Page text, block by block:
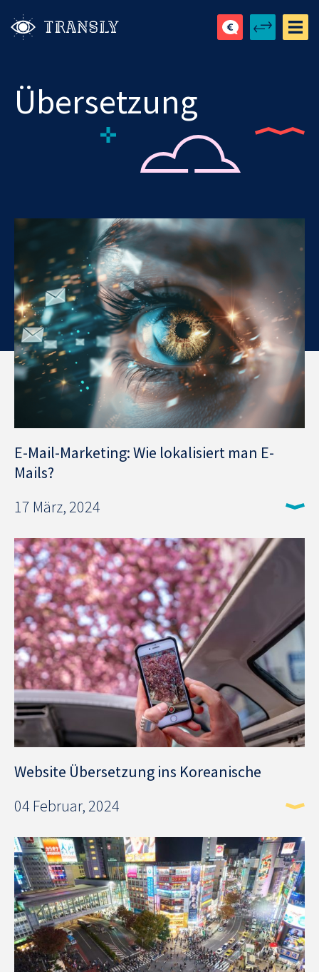
Übersetzung
E-Mail-Marketing: Wie lokalisiert man E-
Mails?
17 März, 2024
Website Übersetzung ins Koreanische
04 Februar, 2024